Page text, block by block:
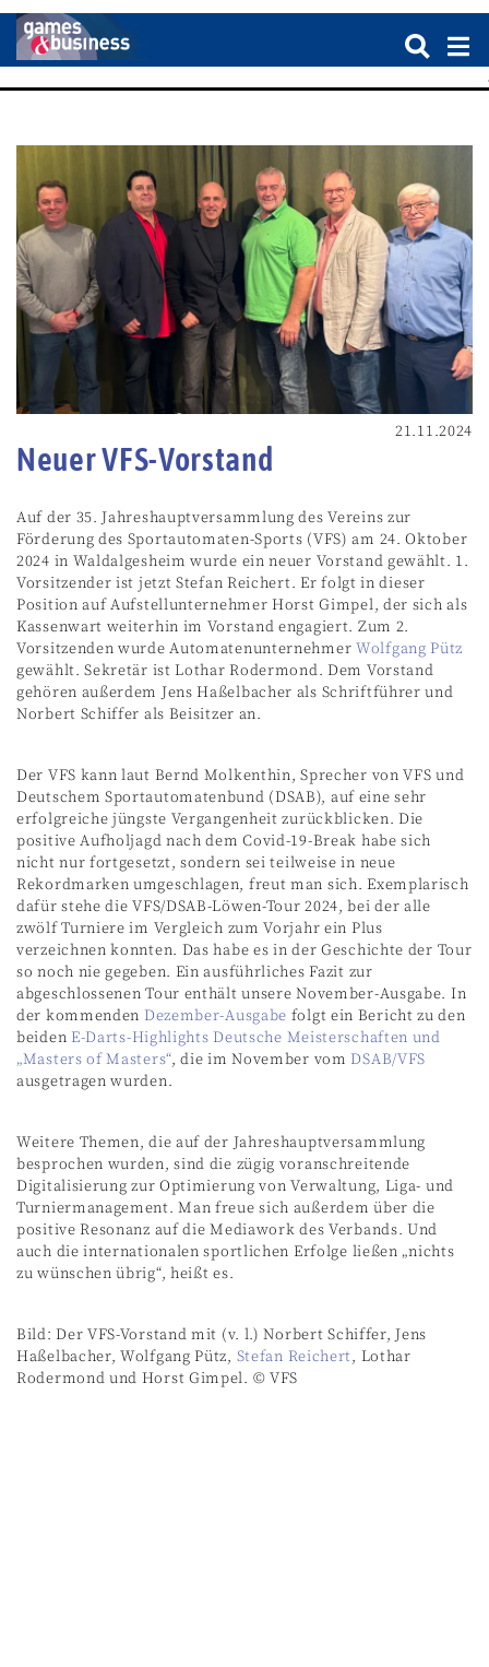
21.11.2024
Neuer VFS-Vorstand
Auf der 35. Jahreshauptversammlung des Vereins zur
Förderung des Sportautomaten-Sports (VFS) am 24. Oktober
2024 in Waldalgesheim wurde ein neuer Vorstand gewählt. 1.
Vorsitzender ist jetzt Stefan Reichert. Er folgt in dieser
Position auf Aufstellunternehmer Horst Gimpel, der sich als
Kassenwart weiterhin im Vorstand engagiert. Zum 2.
Vorsitzenden wurde Automatenunternehmer Wolfgang Pütz
gewählt. Sekretär ist Lothar Rodermond. Dem Vorstand
gehören außerdem Jens Haßelbacher als Schriftführer und
Norbert Schiffer als Beisitzer an.
Der VFS kann laut Bernd Molkenthin, Sprecher von VFS und
Deutschem Sportautomatenbund (DSAB), auf eine sehr
erfolgreiche jüngste Vergangenheit zurückblicken. Die
positive Aufholjagd nach dem Covid-19-Break habe sich
nicht nur fortgesetzt, sondern sei teilweise in neue
Rekordmarken umgeschlagen, freut man sich. Exemplarisch
dafür stehe die VFS/DSAB-Löwen-Tour 2024, bei der alle
zwölf Turniere im Vergleich zum Vorjahr ein Plus
verzeichnen konnten. Das habe es in der Geschichte der Tour
so noch nie gegeben. Ein ausführliches Fazit zur
abgeschlossenen Tour enthält unsere November-Ausgabe. In
der kommenden Dezember-Ausgabe folgt ein Bericht zu den
beiden E-Darts-Highlights Deutsche Meisterschaften und
„Masters of Masters“, die im November vom DSAB/VFS
ausgetragen wurden.
Weitere Themen, die auf der Jahreshauptversammlung
besprochen wurden, sind die zügig voranschreitende
Digitalisierung zur Optimierung von Verwaltung, Liga- und
Turniermanagement. Man freue sich außerdem über die
positive Resonanz auf die Mediawork des Verbands. Und
auch die internationalen sportlichen Erfolge ließen „nichts
zu wünschen übrig“, heißt es.
Bild: Der VFS-Vorstand mit (v. l.) Norbert Schiffer, Jens
Haßelbacher, Wolfgang Pütz, Stefan Reichert, Lothar
Rodermond und Horst Gimpel. © VFS